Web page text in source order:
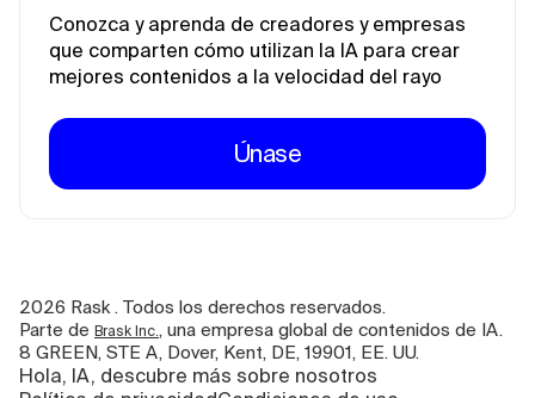
Conozca y aprenda de creadores y empresas
que comparten cómo utilizan la IA para crear
mejores contenidos a la velocidad del rayo
Únase
2026 Rask . Todos los derechos reservados.
Parte de Brask Inc. , una empresa global de contenidos de IA.
8 GREEN, STE A, Dover, Kent, DE, 19901, EE. UU.
Hola, IA, descubre más sobre nosotros